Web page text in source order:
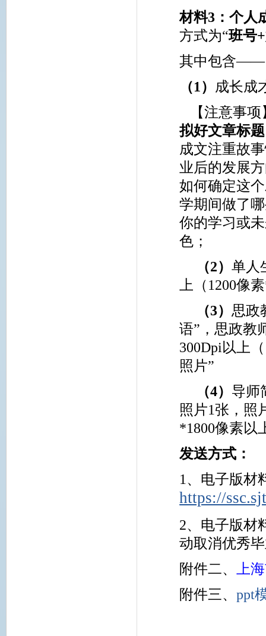
材料3 ：个人
方式为“班号+
其中包含——
（1） 成长成
【注意事项
拟好文章标题
成文注重故
业后的发展
如何确定这
学期间做了
你的学习或
色；
（2）单人
上（1200像素
（3） 思政
语”，思政教
300Dpi 以上（
照片”
（4） 导师
照片1张，照
*1800像素以
发送方式：
1、电子版材
https://
2、电子版材
动取消优秀
附件二、
上
附件三、ppt